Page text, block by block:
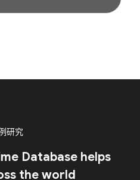
研究
Database helps
the world